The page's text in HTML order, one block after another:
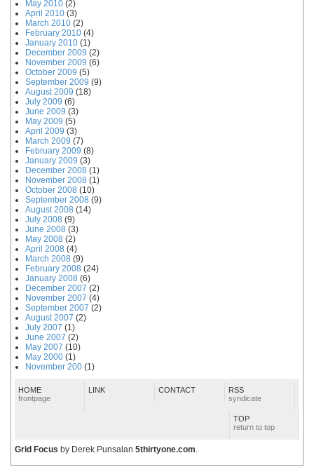
May 2010 (2)
April 2010 (3)
March 2010 (2)
February 2010 (4)
January 2010 (1)
December 2009 (2)
November 2009 (6)
October 2009 (5)
September 2009 (9)
August 2009 (18)
July 2009 (6)
June 2009 (3)
May 2009 (5)
April 2009 (3)
March 2009 (7)
February 2009 (8)
January 2009 (3)
December 2008 (1)
November 2008 (1)
October 2008 (10)
September 2008 (9)
August 2008 (14)
July 2008 (9)
June 2008 (3)
May 2008 (2)
April 2008 (4)
March 2008 (9)
February 2008 (24)
January 2008 (6)
December 2007 (2)
November 2007 (4)
September 2007 (2)
August 2007 (2)
July 2007 (1)
June 2007 (2)
May 2007 (10)
May 2000 (1)
November 200 (1)
HOME
frontpage
LINK CONTACT
RSS
syndicate
TOP
return to top
Grid Focus by Derek Punsalan 5thirtyone.com.